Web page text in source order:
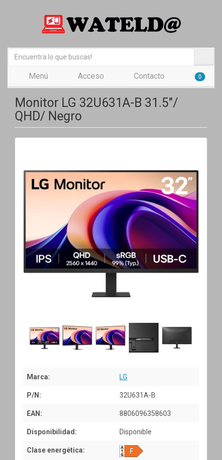
Menú Acceso Contacto 0
Monitor LG 32U631A-B 31.5"/
QHD/ Negro
Marca: LG
P/N: 32U631A-B
EAN: 8806096358603
Disponibilidad: Disponible
Clase energética: